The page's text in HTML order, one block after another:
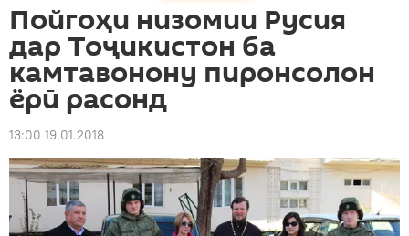
Пойгоҳи низомии Русия
дар Тоҷикистон ба
камтавонону пиронсолон
ёрӣ расонд
13:00 19.01.2018